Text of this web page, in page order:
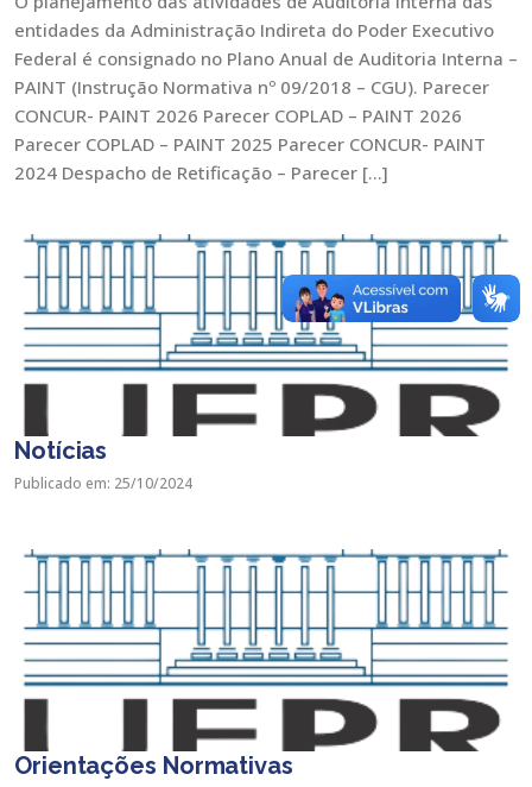
entidades da Administração Indireta do Poder Executivo
Federal é consignado no Plano Anual de Auditoria Interna –
PAINT (Instrução Normativa nº 09/2018 – CGU). Parecer
CONCUR- PAINT 2026 Parecer COPLAD – PAINT 2026
Parecer COPLAD – PAINT 2025 Parecer CONCUR- PAINT
2024 Despacho de Retificação – Parecer […]
Notícias
Publicado em: 25/10/2024
Orientações Normativas